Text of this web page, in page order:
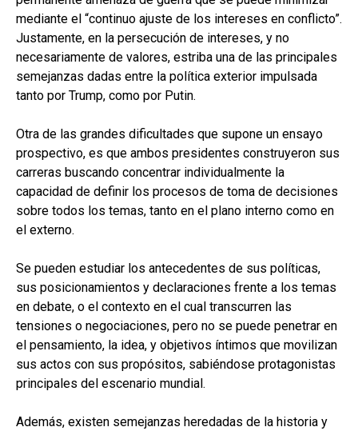
mediante el “continuo ajuste de los intereses en conflicto”.
Justamente, en la persecución de intereses, y no
necesariamente de valores, estriba una de las principales
semejanzas dadas entre la política exterior impulsada
tanto por Trump, como por Putin.
Otra de las grandes dificultades que supone un ensayo
prospectivo, es que ambos presidentes construyeron sus
carreras buscando concentrar individualmente la
capacidad de definir los procesos de toma de decisiones
sobre todos los temas, tanto en el plano interno como en
el externo.
Se pueden estudiar los antecedentes de sus políticas,
sus posicionamientos y declaraciones frente a los temas
en debate, o el contexto en el cual transcurren las
tensiones o negociaciones, pero no se puede penetrar en
el pensamiento, la idea, y objetivos íntimos que movilizan
sus actos con sus propósitos, sabiéndose protagonistas
principales del escenario mundial.
Además, existen semejanzas heredadas de la historia y